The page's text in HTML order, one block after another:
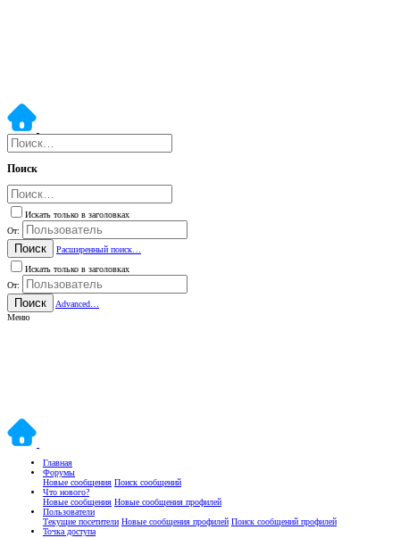
Поиск
Искать только в заголовках
От:
Поиск
Расширенный поиск…
Искать только в заголовках
От:
Поиск
Advanced…
Меню
Главная
Форумы
Новые сообщения Поиск сообщений
Что нового?
Новые сообщения Новые сообщения профилей
Пользователи
Текущие посетители Новые сообщения профилей Поиск сообщений профилей
Точка доступа